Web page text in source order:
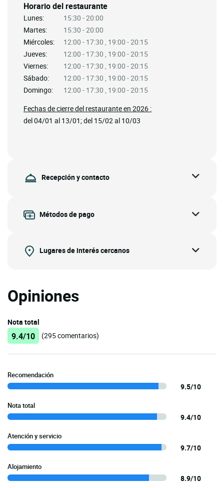
Horario del restaurante
Lunes:
15:30 - 20:00
Martes:
15:30 - 20:00
Miércoles:
12:00 - 17:30 , 19:00 - 20:15
Jueves:
12:00 - 17:30 , 19:00 - 20:15
Viernes:
12:00 - 17:30 , 19:00 - 20:15
Sábado:
12:00 - 17:30 , 19:00 - 20:15
Domingo:
12:00 - 17:30 , 19:00 - 20:15
Fechas de cierre del restaurante en 2026 :
del 04/01 al 13/01; del 15/02 al 10/03
Recepción y contacto
Métodos de pago
Lugares de interés cercanos
Opiniones
Nota total
9.4/10 (295 comentarios)
Recomendación
9.5/10
Nota total
9.4/10
Atención y servicio
9.7/10
Alojamiento
8.9/10